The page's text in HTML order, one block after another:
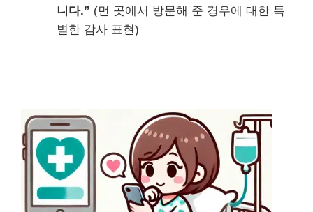
니다.” (먼 곳에서 방문해 준 경우에 대한 특
별한 감사 표현)